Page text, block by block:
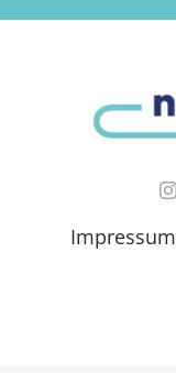
Impressum